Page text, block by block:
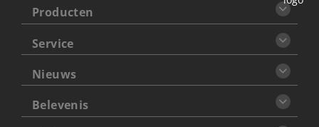
Producten
Service
Nieuws
Belevenis